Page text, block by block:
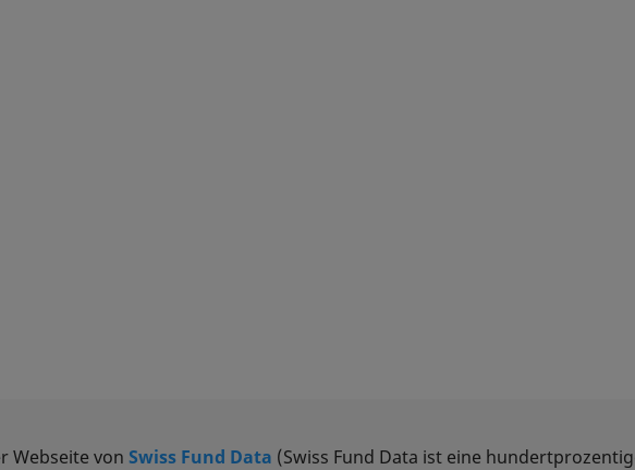
Webseite von Swiss Fund Data (Swiss Fund Data ist eine